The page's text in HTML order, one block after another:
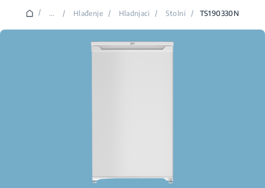
/ ... / Hlađenje / Hladnjaci / Stolni / TS190330N